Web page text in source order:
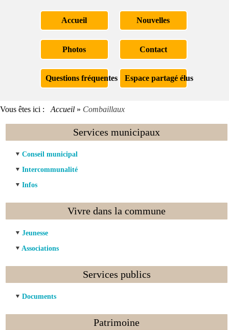
Accueil Nouvelles
Photos Contact
Questions fréquentes Espace partagé élus
Vous êtes ici : Accueil » Combaillaux
Services municipaux
Conseil municipal
Intercommunalité
Infos
Vivre dans la commune
Jeunesse
Associations
Services publics
Documents
Patrimoine